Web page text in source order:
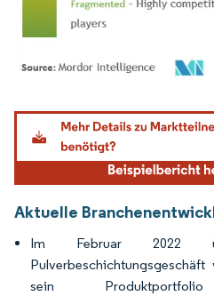
Bild © Mordor Intelligence.
Aktuelle
Im Februar 2022
sein